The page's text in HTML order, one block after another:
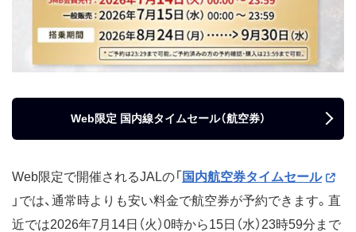
Web限定 国内線タイムセール（航空券）
Web限定で開催されるJALの「 国内航空券タイムセール
」では、通常時よりも安い料金で航空券が予約できます。直
近では2026年7月14日（火）0時から15日（水）23時59分まで